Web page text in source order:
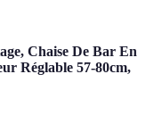
Chaise De Bar En
Réglable 57-80cm,